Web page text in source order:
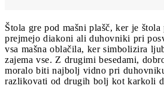
Štola gre pod mašni plašč, ker je
prejmejo diakoni ali duhovniki pri
vsa mašna oblačila, ker simbolizira
zajema vse. Z drugimi besedami,
moralo biti najbolj vidno pri
razlikovati od drugih bolj kot karkoli